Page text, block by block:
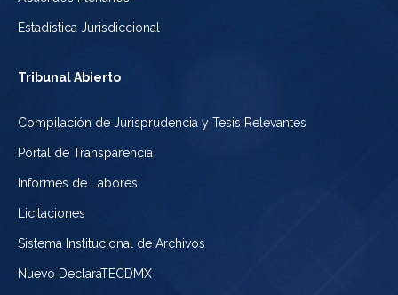
Estadística Jurisdiccional
Tribunal Abierto
Compilación de Jurisprudencia y Tesis Relevantes
Portal de Transparencia
Informes de Labores
Licitaciones
Sistema Institucional de Archivos
Nuevo DeclaraTECDMX